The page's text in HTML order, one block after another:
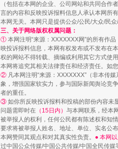
完善运行机制助力责任有效落
（包括在本网的企业、公司网站和共同合作
言的内容和反映投诉报料信息人承认本网所
本网无关。本网只是提供公众/公民/大众/民
三、关于网络版权权属问题：
① 本网注明“来源：XXXXXXX网”的所有作
映投诉报料信息，本网有权发布或不发布在
权的网站不得转载、摘编或利用其它方式使
本网将追究其相关法律责任和经济责任。如
② 凡本网注明“来源：XXXXXXX”（非本传
象，增强国家软实力，参与国际新闻舆论竞
者的重任。
③ 如你所反映投诉报料和投稿的部份内容未
问题需即时在 （15日内） 与本网联系，经本
被举报人的权利，任何公民都有陈述权和知
要求将被举报人姓名、地址、单位、实名公
本网赞同其观点和对其真实性负责。 ● 本网
过中国公众传媒/中国公共传媒/中国全民传